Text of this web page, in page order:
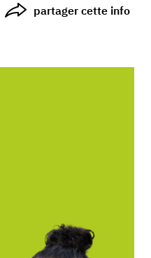
partager cette info